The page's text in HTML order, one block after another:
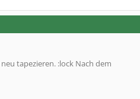
tapezieren. :lock Nach dem